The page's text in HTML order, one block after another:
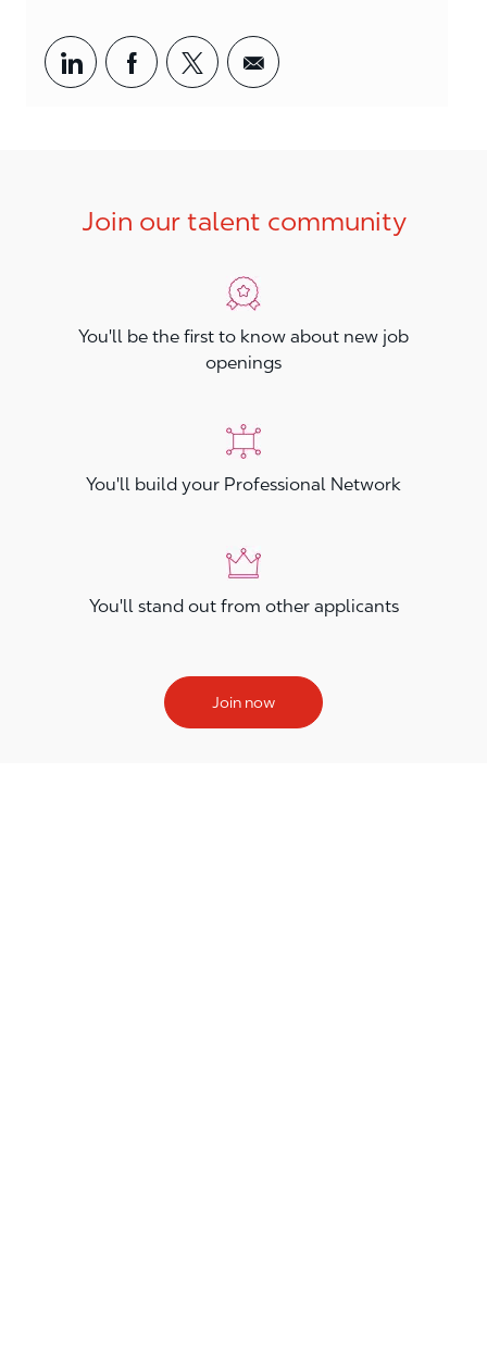
Share via LinkedIn
Share via Facebook
Share via twitter
Share via email
Join our talent community
You'll be the first to know about new job
openings
You'll build your Professional Network
You'll stand out from other applicants
Join now